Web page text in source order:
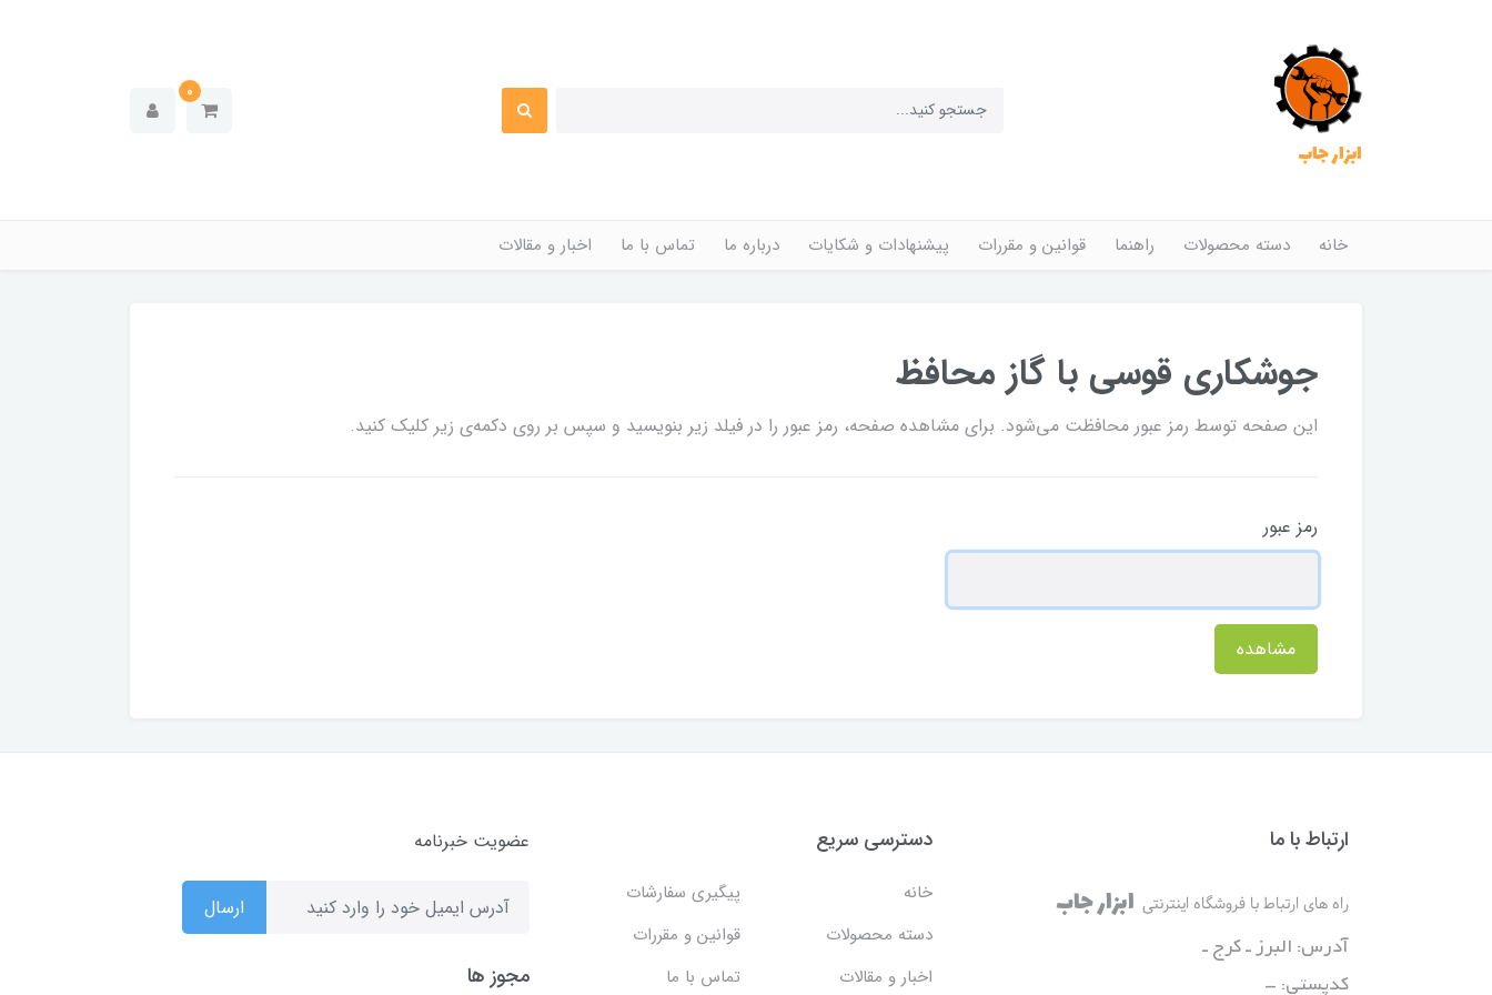
ابزار جاب
0
خانه دسته محصولات راهنما قوانین و مقررات پیشنهادات و شکایات درباره ما تماس با ما اخبار و مقالات
جوشکاری قوسی با گاز محافظ
این صفحه توسط رمز عبور محافظت می‌شود. برای مشاهده صفحه، رمز عبور را در فیلد زیر بنویسید و سپس بر روی دکمه‌ی زیر کلیک کنید.
رمز عبور
مشاهده
ارتباط با ما
راه های ارتباط با فروشگاه اینترنتی ابزار جاب
آدرس: البرز ـ کرج ـ
کدپستی: -
دسترسی سریع
خانه
پیگیری سفارشات
دسته محصولات
قوانین و مقررات
اخبار و مقالات
تماس با ما
عضویت خبرنامه
ارسال
مجوز ها